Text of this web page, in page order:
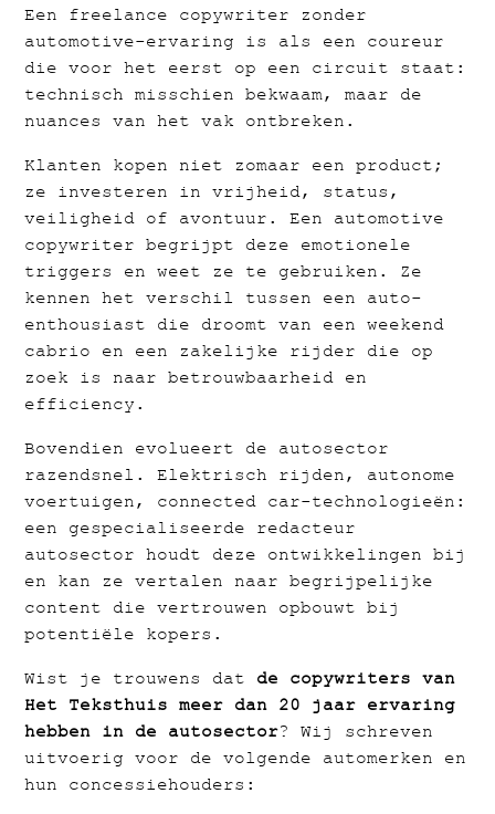
Een freelance copywriter zonder
automotive-ervaring is als een coureur
die voor het eerst op een circuit staat:
technisch misschien bekwaam, maar de
nuances van het vak ontbreken.
Klanten kopen niet zomaar een product;
ze investeren in vrijheid, status,
veiligheid of avontuur. Een automotive
copywriter begrijpt deze emotionele
triggers en weet ze te gebruiken. Ze
kennen het verschil tussen een auto-
enthousiast die droomt van een weekend
cabrio en een zakelijke rijder die op
zoek is naar betrouwbaarheid en
efficiency.
Bovendien evolueert de autosector
razendsnel. Elektrisch rijden, autonome
voertuigen, connected car-technologieën:
een gespecialiseerde redacteur
autosector houdt deze ontwikkelingen bij
en kan ze vertalen naar begrijpelijke
content die vertrouwen opbouwt bij
potentiële kopers.
Wist je trouwens dat de copywriters van
Het Teksthuis meer dan 20 jaar ervaring
hebben in de autosector? Wij schreven
uitvoerig voor de volgende automerken en
hun concessiehouders: